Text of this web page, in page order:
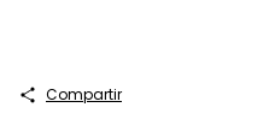
Compartir